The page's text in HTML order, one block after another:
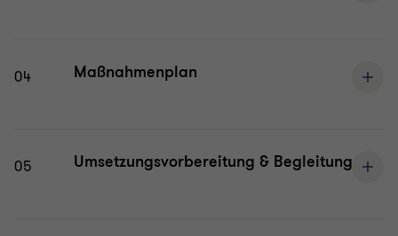
04 Maßnahmenplan
05 Umsetzungsvorbereitung & Begleitung